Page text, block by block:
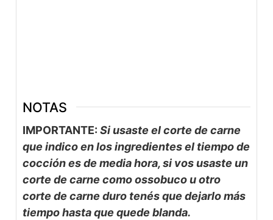
NOTAS
IMPORTANTE:Si usaste el corte de carne
que indico en los ingredientes el tiempo de
cocción es de media hora, si vos usaste un
corte de carne como ossobuco u otro
corte de carne duro tenés que dejarlo más
tiempo hasta que quede blanda.